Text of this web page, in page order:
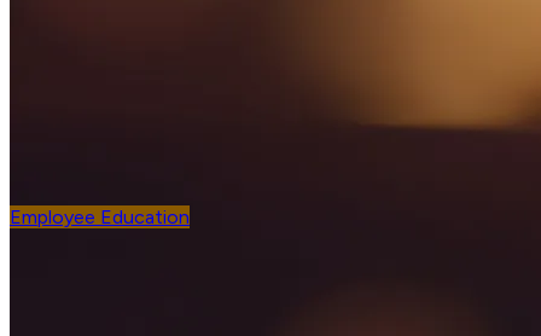
Employee Education